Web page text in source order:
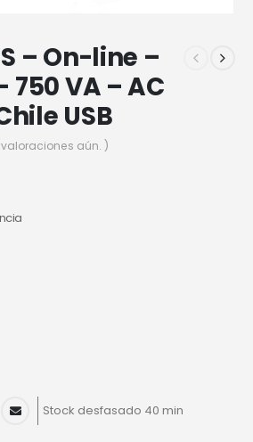
– On-line –
VA – AC
USB
aún. )
Stock desfasado 40 min